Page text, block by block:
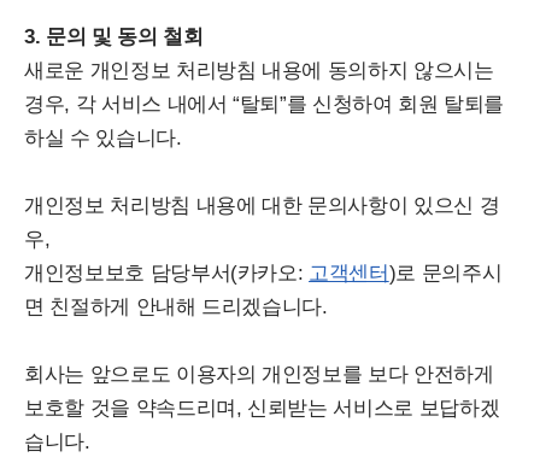
3. 문의 및 동의 철회
새로운 개인정보 처리방침 내용에 동의하지 않으시는
경우, 각 서비스 내에서 “탈퇴”를 신청하여 회원 탈퇴를
하실 수 있습니다.
개인정보 처리방침 내용에 대한 문의사항이 있으신 경
우,
개인정보보호 담당부서(카카오: 고객센터)로 문의주시
면 친절하게 안내해 드리겠습니다.
회사는 앞으로도 이용자의 개인정보를 보다 안전하게
보호할 것을 약속드리며, 신뢰받는 서비스로 보답하겠
습니다.